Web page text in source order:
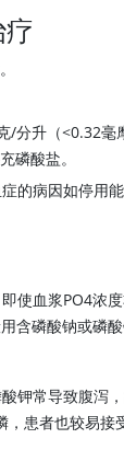
/分升（<0.32毫
磷酸盐。
的病因如停用
使血浆PO4浓
含磷酸钠或磷
钾常导致腹泻
患者也较易接